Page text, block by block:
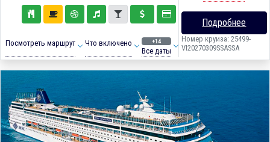
Посмотреть маршрут Что включено +14
Все даты
Подробнее
Номер круиза: 25499-
VI20270309SSASSA